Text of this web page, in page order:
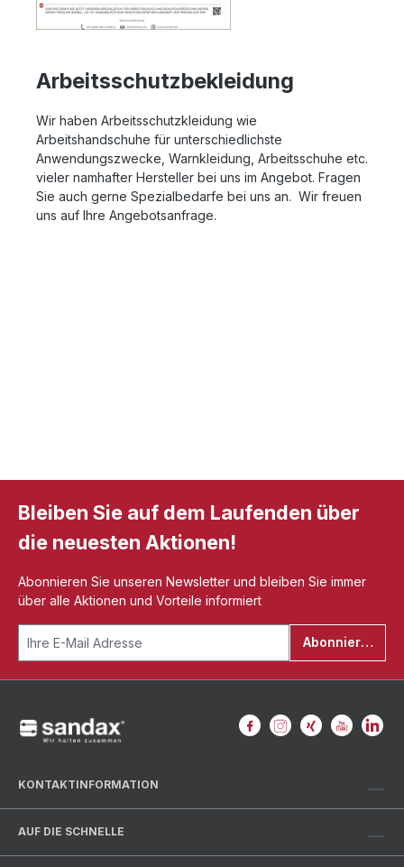
Arbeitsschutzbekleidung
Wir haben Arbeitsschutzkleidung wie
Arbeitshandschuhe für unterschiedlichste
Anwendungszwecke, Warnkleidung, Arbeitsschuhe etc.
vieler namhafter Hersteller bei uns im Angebot. Fragen
Sie auch gerne Spezialbedarfe bei uns an. Wir freuen
uns auf Ihre Angebotsanfrage.
Bleiben Sie auf dem Laufenden über
die neuesten Aktionen!
Abonnieren Sie unseren Newsletter und bleiben Sie immer
über alle Aktionen und Vorteile informiert
Abonnieren
KONTAKTINFORMATION
AUF DIE SCHNELLE